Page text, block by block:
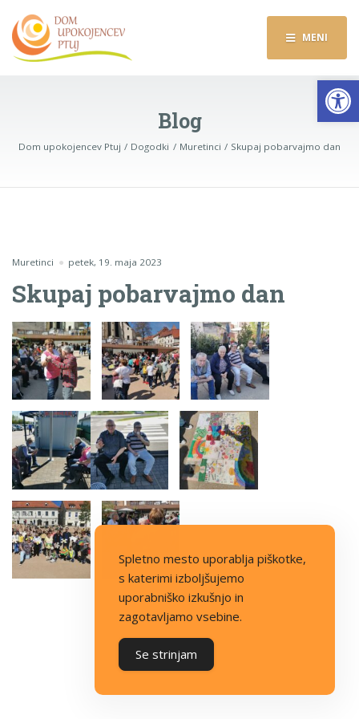
MENI
Blog
Dom upokojencev Ptuj Dogodki Muretinci Skupaj pobarvajmo dan
Muretinci petek, 19. maja 2023
Skupaj pobarvajmo dan
Spletno mesto uporablja piškotke,
s katerimi izboljšujemo
uporabniško izkušnjo in
zagotavljamo vsebine.
Se strinjam